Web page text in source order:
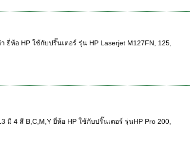
ยี่ห้อ HP ใช้กับปริ๊นเตอร์ รุ่น HP Laserjet M127FN, 125,
มี 4 สี B,C,M,Y ยี่ห้อ HP ใช้กับปริ๊นเตอร์ รุ่นHP Pro 200,